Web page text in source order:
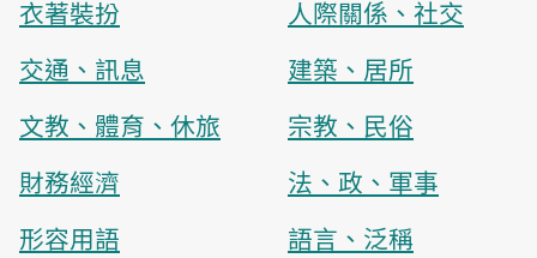
衣著裝扮
人際關係、社交
交通、訊息
建築、居所
文教、體育、休旅
宗教、民俗
財務經濟
法、政、軍事
形容用語
語言、泛稱